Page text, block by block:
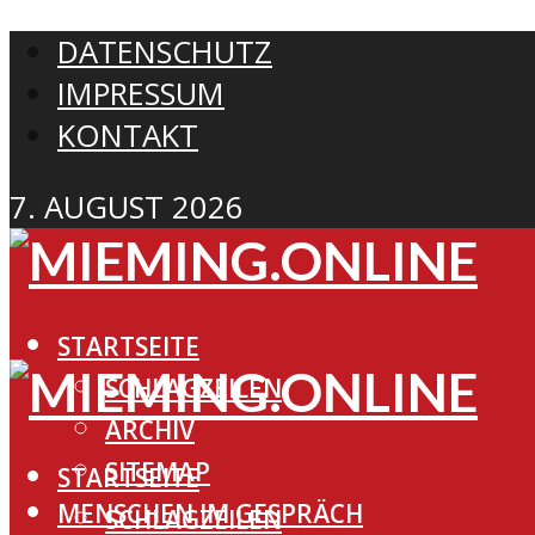
DATENSCHUTZ
IMPRESSUM
KONTAKT
7. AUGUST 2026
STARTSEITE
SCHLAGZEILEN
ARCHIV
SITEMAP
MENSCHEN IM GESPRÄCH
STARTSEITE
SCHLAGZEILEN